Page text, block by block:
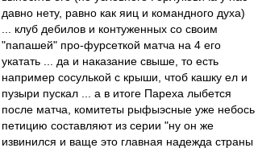
давно нету, равно как яиц и командного духа)
... клуб дебилов и контуженных со своим
"папашей" про-фурсеткой матча на 4 его
укатать ... да и наказание свыше, то есть
например сосулькой с крыши, чтоб кашку ел и
пузыри пускал ... а в итоге Пареха лыбется
после матча, комитеты рыфыэсные уже небось
петицию составляют из серии "ну он же
извинился и ваще это главная надежда страны